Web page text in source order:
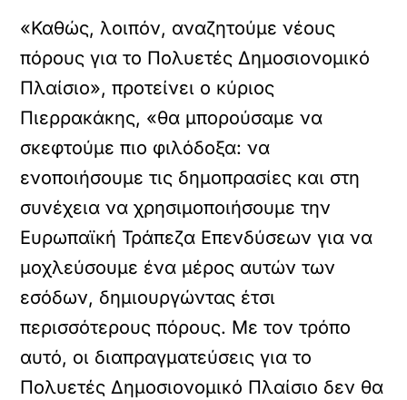
«Καθώς, λοιπόν, αναζητούμε νέους
πόρους για το Πολυετές Δημοσιονομικό
Πλαίσιο», προτείνει ο κύριος
Πιερρακάκης, «θα μπορούσαμε να
σκεφτούμε πιο φιλόδοξα: να
ενοποιήσουμε τις δημοπρασίες και στη
συνέχεια να χρησιμοποιήσουμε την
Ευρωπαϊκή Τράπεζα Επενδύσεων για να
μοχλεύσουμε ένα μέρος αυτών των
εσόδων, δημιουργώντας έτσι
περισσότερους πόρους. Με τον τρόπο
αυτό, οι διαπραγματεύσεις για το
Πολυετές Δημοσιονομικό Πλαίσιο δεν θα